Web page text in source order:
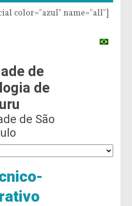
color="azul" name="all"]
de
de
de São